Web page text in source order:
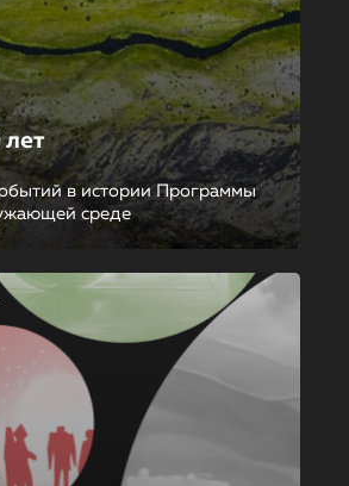
в истории Программы
среде